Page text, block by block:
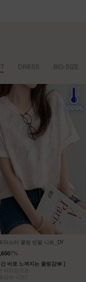
DRESS BIG-SIZE
21종 기획
73%
스 21종 ~75% 특가 ]
#바캉스 #데일리 원피스 6,900원부